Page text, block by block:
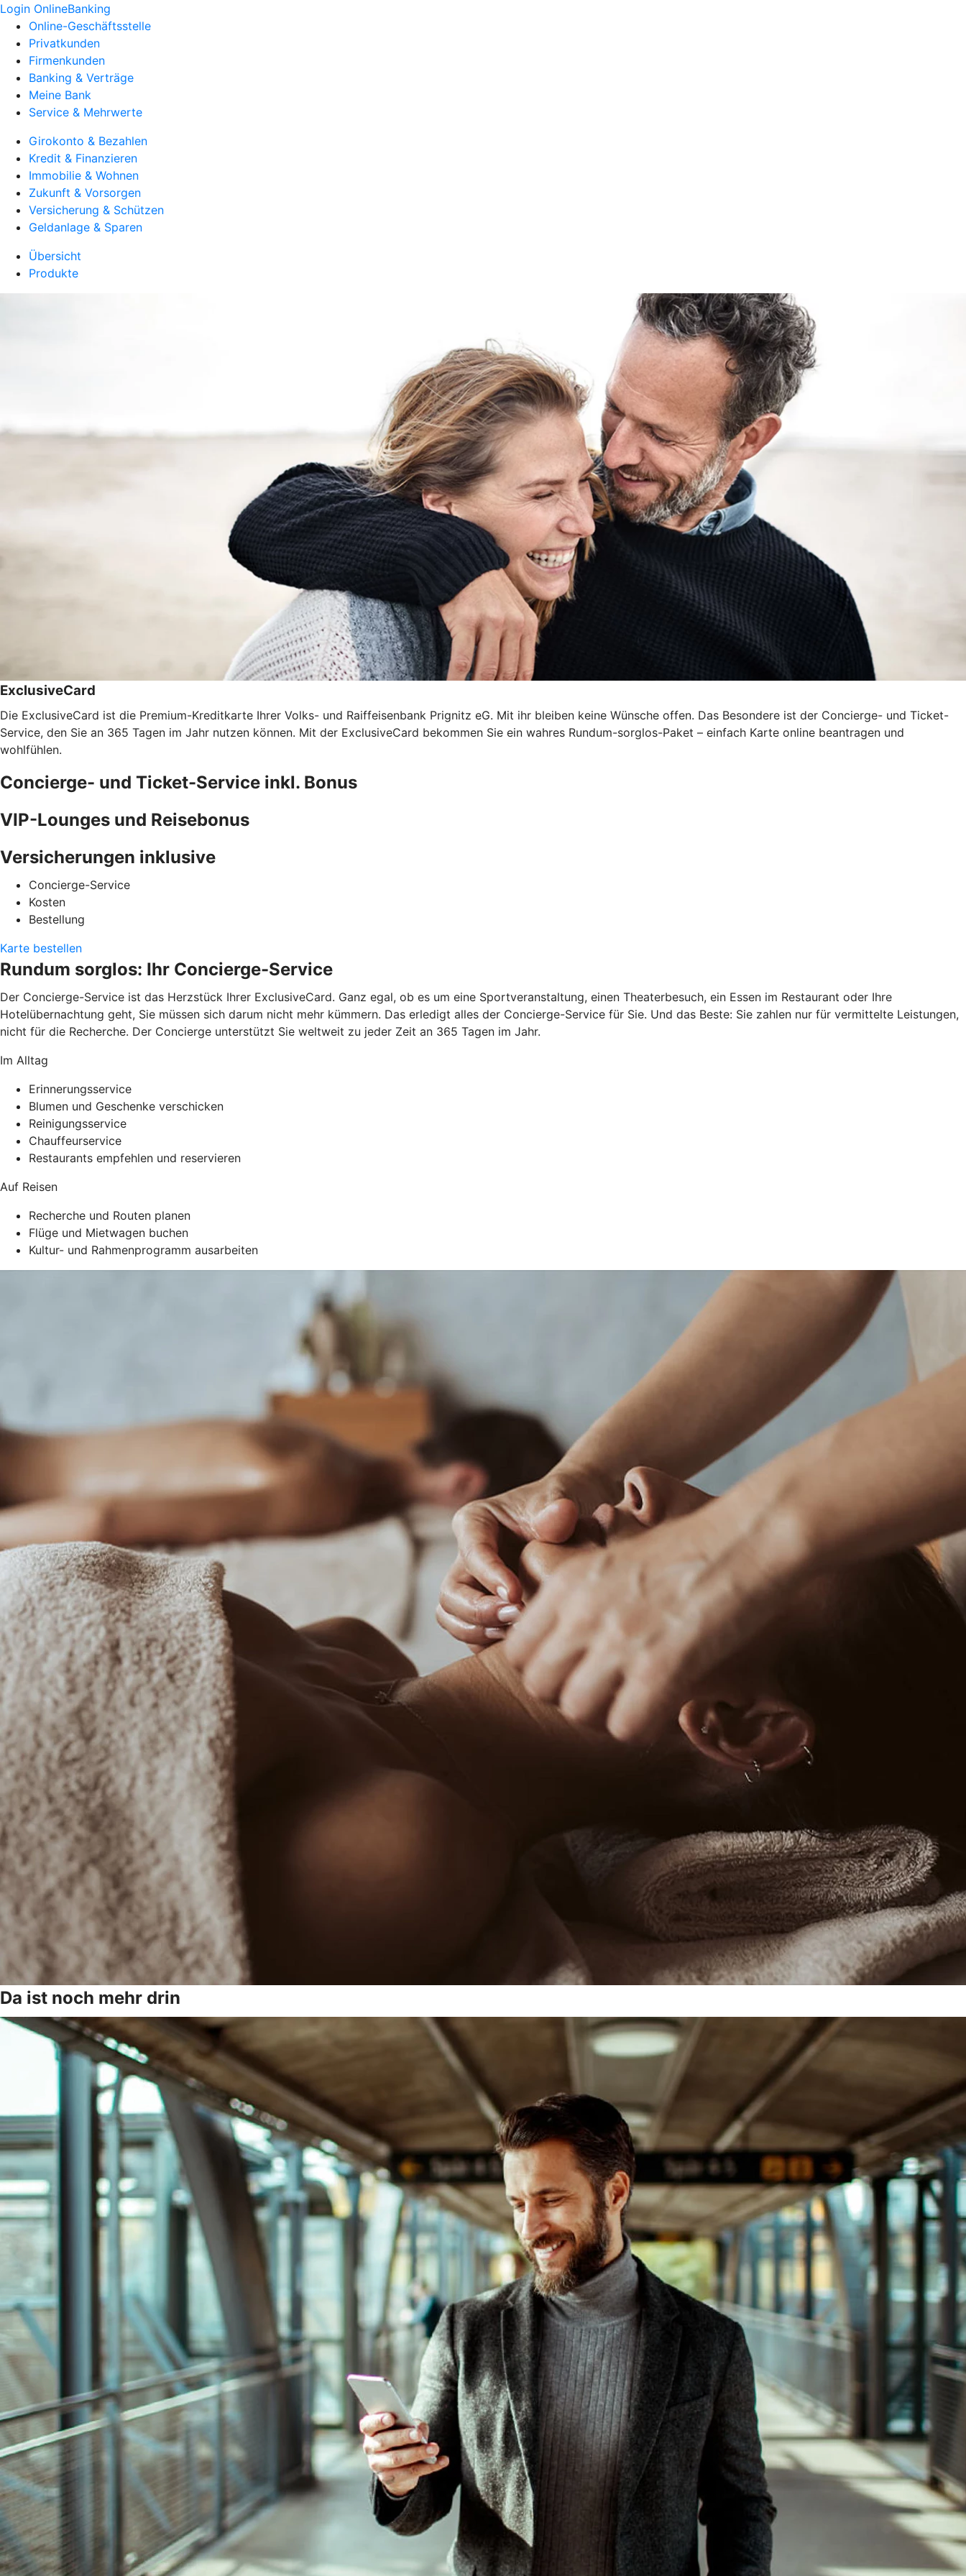
Login OnlineBanking
Online-Geschäftsstelle
Privatkunden
Firmenkunden
Banking & Verträge
Meine Bank
Service & Mehrwerte
Girokonto & Bezahlen
Kredit & Finanzieren
Immobilie & Wohnen
Zukunft & Vorsorgen
Versicherung & Schützen
Geldanlage & Sparen
Übersicht
Produkte
ExclusiveCard
Die ExclusiveCard ist die Premium-Kreditkarte Ihrer Volks- und Raiffeisenbank Prignitz eG. Mit ihr bleiben keine Wünsche offen. Das Besondere ist der Concierge- und Ticket-
Service, den Sie an 365 Tagen im Jahr nutzen können. Mit der ExclusiveCard bekommen Sie ein wahres Rundum-sorglos-Paket – einfach Karte online beantragen und
wohlfühlen.
Concierge- und Ticket-Service inkl. Bonus
VIP-Lounges und Reisebonus
Versicherungen inklusive
Concierge-Service
Kosten
Bestellung
Karte bestellen
Rundum sorglos: Ihr Concierge-Service
Der Concierge-Service ist das Herzstück Ihrer ExclusiveCard. Ganz egal, ob es um eine Sportveranstaltung, einen Theaterbesuch, ein Essen im Restaurant oder Ihre
Hotelübernachtung geht, Sie müssen sich darum nicht mehr kümmern. Das erledigt alles der Concierge-Service für Sie. Und das Beste: Sie zahlen nur für vermittelte Leistungen,
nicht für die Recherche. Der Concierge unterstützt Sie weltweit zu jeder Zeit an 365 Tagen im Jahr.
Im Alltag
Erinnerungsservice
Blumen und Geschenke verschicken
Reinigungsservice
Chauffeurservice
Restaurants empfehlen und reservieren
Auf Reisen
Recherche und Routen planen
Flüge und Mietwagen buchen
Kultur- und Rahmenprogramm ausarbeiten
Da ist noch mehr drin